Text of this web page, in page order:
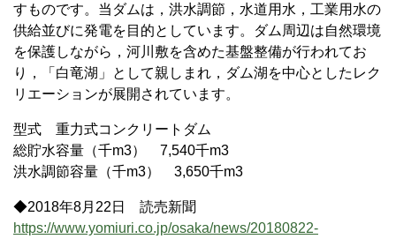
すものです。当ダムは，洪水調節，水道用水，工業用水の
供給並びに発電を目的としています。ダム周辺は自然環境
を保護しながら，河川敷を含めた基盤整備が行われてお
り，「白竜湖」として親しまれ，ダム湖を中心としたレク
リエーションが展開されています。
型式 重力式コンクリートダム
総貯水容量（千m3） 7,540千m3
洪水調節容量（千m3） 3,650千m3
◆2018年8月22日 読売新聞
https://www.yomiuri.co.jp/osaka/news/20180822-